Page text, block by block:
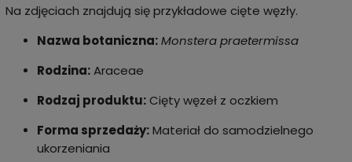
Na zdjęciach znajdują się przykładowe cięte węzły.
Nazwa botaniczna: Monstera praetermissa
Rodzina:Araceae
Rodzaj produktu:Cięty węzeł z oczkiem
Forma sprzedaży:Materiał do samodzielnego
ukorzeniania